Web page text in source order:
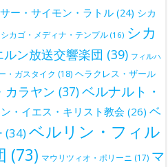
サー・サイモン・ラトル (24) シカ
シカゴ・メディナ・テンプル (16) シカ
ルン放送交響楽団 (39) フィルハ
・ガスタイク (18) ヘラクレス・ザール
カラヤン (37)ベルナルト・
・イエス・キリスト教会 (26) ベ
(34)ベルリン・フィル
(73) マウリツィオ・ポリーニ (17) マ